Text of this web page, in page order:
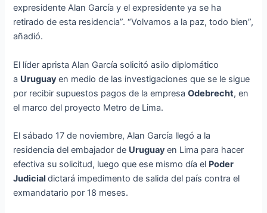
expresidente Alan García y el expresidente ya se ha
retirado de esta residencia”. “Volvamos a la paz, todo bien”,
añadió.
El líder aprista Alan García solicitó asilo diplomático
a Uruguayen medio de las investigaciones que se le sigue
por recibir supuestos pagos de la empresaOdebrecht, en
el marco del proyecto Metro de Lima.
El sábado 17 de noviembre, Alan García llegó a la
residencia del embajador de Uruguayen Lima para hacer
efectiva su solicitud, luego que ese mismo día el Poder
Judicialdictará impedimento de salida del país contra el
exmandatario por 18 meses.